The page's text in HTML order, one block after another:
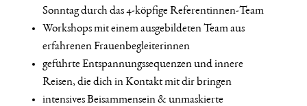
Sonntag durch das 4-köpfige Referentinnen-Team
Workshops mit einem ausgebildeten Team aus
erfahrenen Frauenbegleiterinnen
geführte Entspannungssequenzen und innere
Reisen, die dich in Kontakt mit dir bringen
intensives Beisammensein & unmaskierte